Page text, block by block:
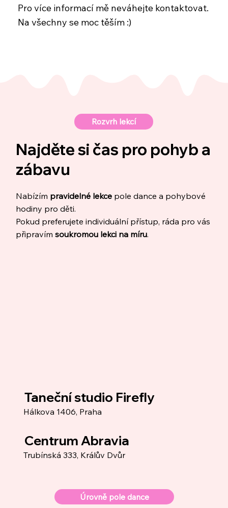
Pro více informací mě neváhejte kontaktovat.
Na všechny se moc těším :)
Rozvrh lekcí
Najděte si čas pro pohyb a
zábavu
Nabízím pravidelné lekcepole dance a pohybové
hodiny pro děti.
Pokud preferujete individuální přístup, ráda pro vás
připravím soukromou lekci na míru.
Taneční studio Firefly
Hálkova 1406, Praha
Centrum Abravia
Trubínská 333, Králův Dvůr
Úrovně pole dance